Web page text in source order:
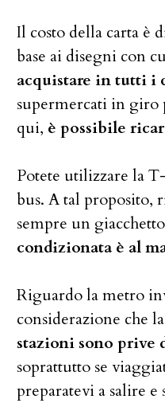
Il costo della carta è
base ai disegni con
acquistare in tutti i
supermercati in giro
qui, è possibile
Potete utilizzare la
bus. A tal proposito,
sempre un
condizionata è al
Riguardo la metro
considerazione che
stazioni sono prive
soprattutto se
preparatevi a salire e